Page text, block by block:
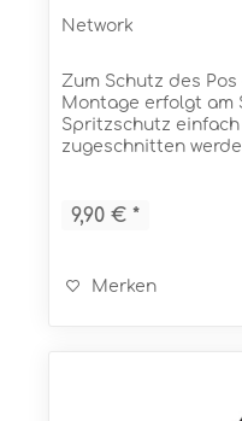
Network
Zum Schutz des
Montage erfolgt am
Spritzschutz
zugeschnitten
9,90 € *
Merken